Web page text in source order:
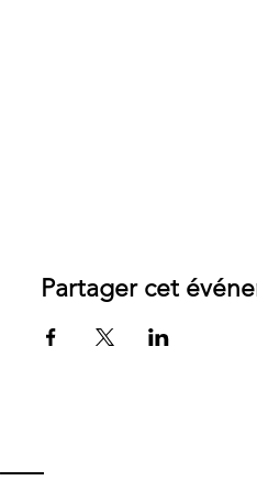
Partager cet